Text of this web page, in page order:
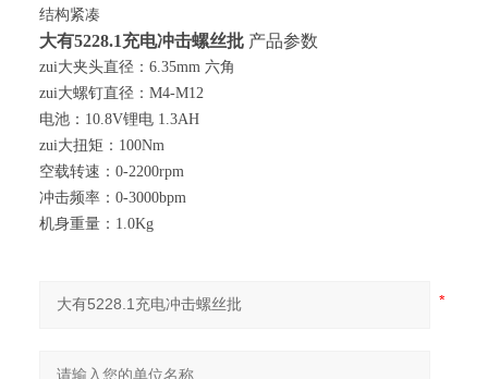
结构紧凑
大有5228.1充电冲击螺丝批产品参数
zui大夹头直径： 6.35mm 六角
zui大螺钉直径： M4-M12
电池： 10.8V锂电1.3AH
zui大扭矩： 100Nm
空载转速： 0-2200rpm
冲击频率： 0-3000bpm
机身重量： 1.0Kg